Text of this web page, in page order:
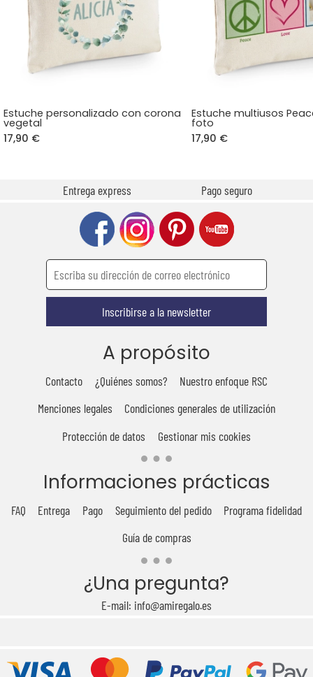
Estuche personalizado con corona
vegetal
17,90 €
Estuche multiusos
foto
17,90 €
Entrega express Pago seguro
Inscribirse a la newsletter
A propósito
Contacto ¿Quiénes somos?
Nuestro enfoque RSC
Menciones legales
Condiciones generales de utilización
Protección de datos
Gestionar mis cookies
Informaciones prácticas
FAQ Entrega Pago Seguimiento del pedido
Programa fidelidad
Guía de compras
¿Una pregunta?
E-mail: info@amiregalo.es